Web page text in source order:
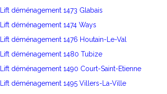
Lift déménagement 1473 Glabais
Lift déménagement 1474 Ways
Lift déménagement 1476 Houtain-Le-Val
Lift déménagement 1480 Tubize
Lift déménagement 1490 Court-Saint-Etienne
Lift déménagement 1495 Villers-La-Ville